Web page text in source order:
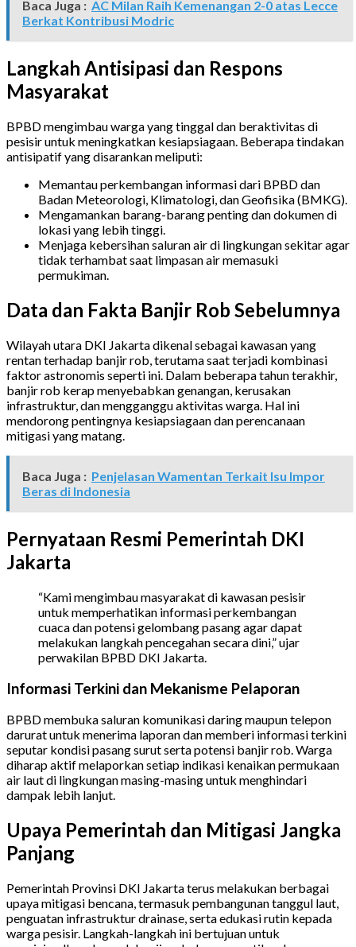
Baca Juga : AC Milan Raih Kemenangan 2-0 atas Lecce
Berkat Kontribusi Modric
Langkah Antisipasi dan Respons
Masyarakat
BPBD mengimbau warga yang tinggal dan beraktivitas di
pesisir untuk meningkatkan kesiapsiagaan. Beberapa tindakan
antisipatif yang disarankan meliputi:
Memantau perkembangan informasi dari BPBD dan
Badan Meteorologi, Klimatologi, dan Geofisika (BMKG).
Mengamankan barang-barang penting dan dokumen di
lokasi yang lebih tinggi.
Menjaga kebersihan saluran air di lingkungan sekitar agar
tidak terhambat saat limpasan air memasuki
permukiman.
Data dan Fakta Banjir Rob Sebelumnya
Wilayah utara DKI Jakarta dikenal sebagai kawasan yang
rentan terhadap banjir rob, terutama saat terjadi kombinasi
faktor astronomis seperti ini. Dalam beberapa tahun terakhir,
banjir rob kerap menyebabkan genangan, kerusakan
infrastruktur, dan mengganggu aktivitas warga. Hal ini
mendorong pentingnya kesiapsiagaan dan perencanaan
mitigasi yang matang.
Baca Juga : Penjelasan Wamentan Terkait Isu Impor
Beras di Indonesia
Pernyataan Resmi Pemerintah DKI
Jakarta
“Kami mengimbau masyarakat di kawasan pesisir
untuk memperhatikan informasi perkembangan
cuaca dan potensi gelombang pasang agar dapat
melakukan langkah pencegahan secara dini,” ujar
perwakilan BPBD DKI Jakarta.
Informasi Terkini dan Mekanisme Pelaporan
BPBD membuka saluran komunikasi daring maupun telepon
darurat untuk menerima laporan dan memberi informasi terkini
seputar kondisi pasang surut serta potensi banjir rob. Warga
diharap aktif melaporkan setiap indikasi kenaikan permukaan
air laut di lingkungan masing-masing untuk menghindari
dampak lebih lanjut.
Upaya Pemerintah dan Mitigasi Jangka
Panjang
Pemerintah Provinsi DKI Jakarta terus melakukan berbagai
upaya mitigasi bencana, termasuk pembangunan tanggul laut,
penguatan infrastruktur drainase, serta edukasi rutin kepada
warga pesisir. Langkah-langkah ini bertujuan untuk